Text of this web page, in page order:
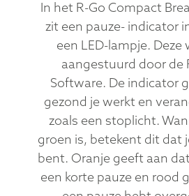
In het R-Go Compact
zit een pauze- indicator
een LED-lampje.
aangestuurd door de
Software. De indicator
gezond je werkt en
zoals een stoplicht.
groen is, betekent dit dat
bent. Oranje geeft aan
een korte pauze en rood